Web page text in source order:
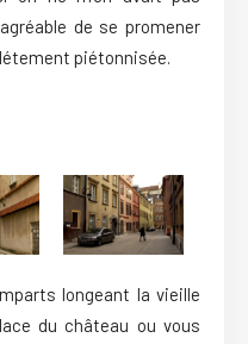
de se promener
piétonnisée.
longeant la vieille
du château ou vous